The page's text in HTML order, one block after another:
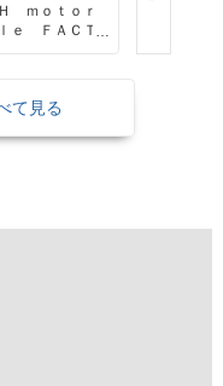
ｍｏｔｏｒ
ｅ ＦＡＣＴ
て見る